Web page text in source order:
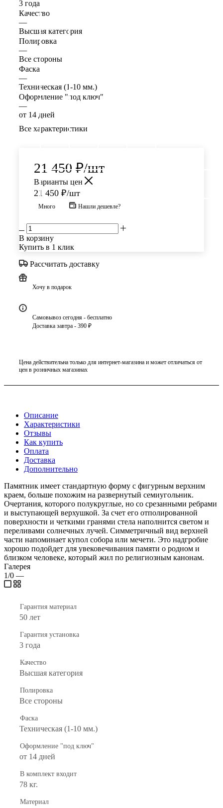
3 года
Качество
—
Высшая категория
Полировка
—
Все стороны
Фаска
—
Техническая (1-10 мм.)
Оформление "под ключ"
—
от 14 дней
Все характеристики
21 450 ₽/шт
Варианты цен
21 450 ₽/шт
Много Нашли дешевле?
В корзину
Купить в 1 клик
Рассчитать доставку
Хочу в подарок
Самовывоз сегодня - бесплатно
Доставка завтра - 390 ₽
Цена действительна только для интернет-магазина и может отличаться от
цен в розничных магазинах
Описание
Характеристики
Отзывы
Как купить
Оплата
Доставка
Дополнительно
Памятник имеет стандартную форму с фигурным верхним
краем, больше похожим на развернутый семиугольник.
Очертания, которого полукруглые, но со срезанными ребрами
и выступающей верхушкой. За счет его отполированной
поверхности и четкими гранями стела наполнится светом и
переливами солнечных лучей. Симметричный вид верхней
части напоминает купол собора или мечети. Это надгробие
хорошо подойдет для увековечивания памяти о родном и
близком человеке, который жил по религиозным канонам.
Галерея
1/0 —
Гарантия материал
50 лет
Гарантия установка
3 года
Качество
Высшая категория
Полировка
Все стороны
Фаска
Техническая (1-10 мм.)
Оформление "под ключ"
от 14 дней
В комплект входит
78 кг.
Материал